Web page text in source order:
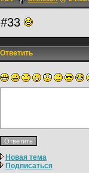
#33
Новая тема
Подписаться